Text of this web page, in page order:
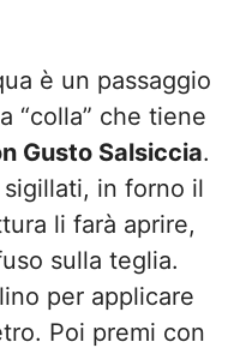
è un passaggio
“colla” che tiene
Gusto Salsiccia.
in forno il
li farà aprire,
sulla teglia.
per applicare
Poi premi con